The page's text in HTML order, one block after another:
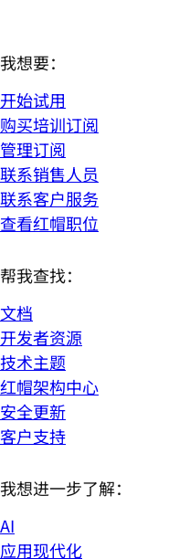
我想要：
开始试用
购买培训订阅
管理订阅
联系销售人员
联系客户服务
查看红帽职位
帮我查找：
文档
开发者资源
技术主题
红帽架构中心
安全更新
客户支持
我想进一步了解：
AI
应用现代化